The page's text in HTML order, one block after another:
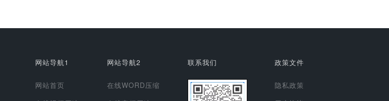
网站导航1
网站首页
网站导航2
在线WORD压缩
联系我们 政策文件
隐私政策